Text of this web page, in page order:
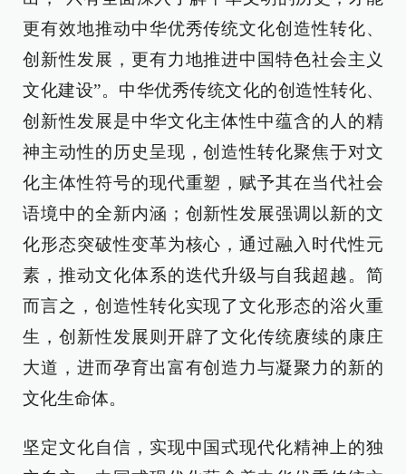
更有效地推动中华优秀传统文化创造性转化、
创新性发展，更有力地推进中国特色社会主义
文化建设”。中华优秀传统文化的创造性转化、
创新性发展是中华文化主体性中蕴含的人的精
神主动性的历史呈现，创造性转化聚焦于对文
化主体性符号的现代重塑，赋予其在当代社会
语境中的全新内涵；创新性发展强调以新的文
化形态突破性变革为核心，通过融入时代性元
素，推动文化体系的迭代升级与自我超越。简
而言之，创造性转化实现了文化形态的浴火重
生，创新性发展则开辟了文化传统赓续的康庄
大道，进而孕育出富有创造力与凝聚力的新的
文化生命体。
坚定文化自信，实现中国式现代化精神上的独